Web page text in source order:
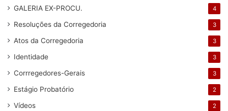
GALERIA EX-PROCU. 4
Resoluções da Corregedoria 3
Atos da Corregedoria 3
Identidade 3
Corrregedores-Gerais 3
Estágio Probatório 2
Vídeos 2